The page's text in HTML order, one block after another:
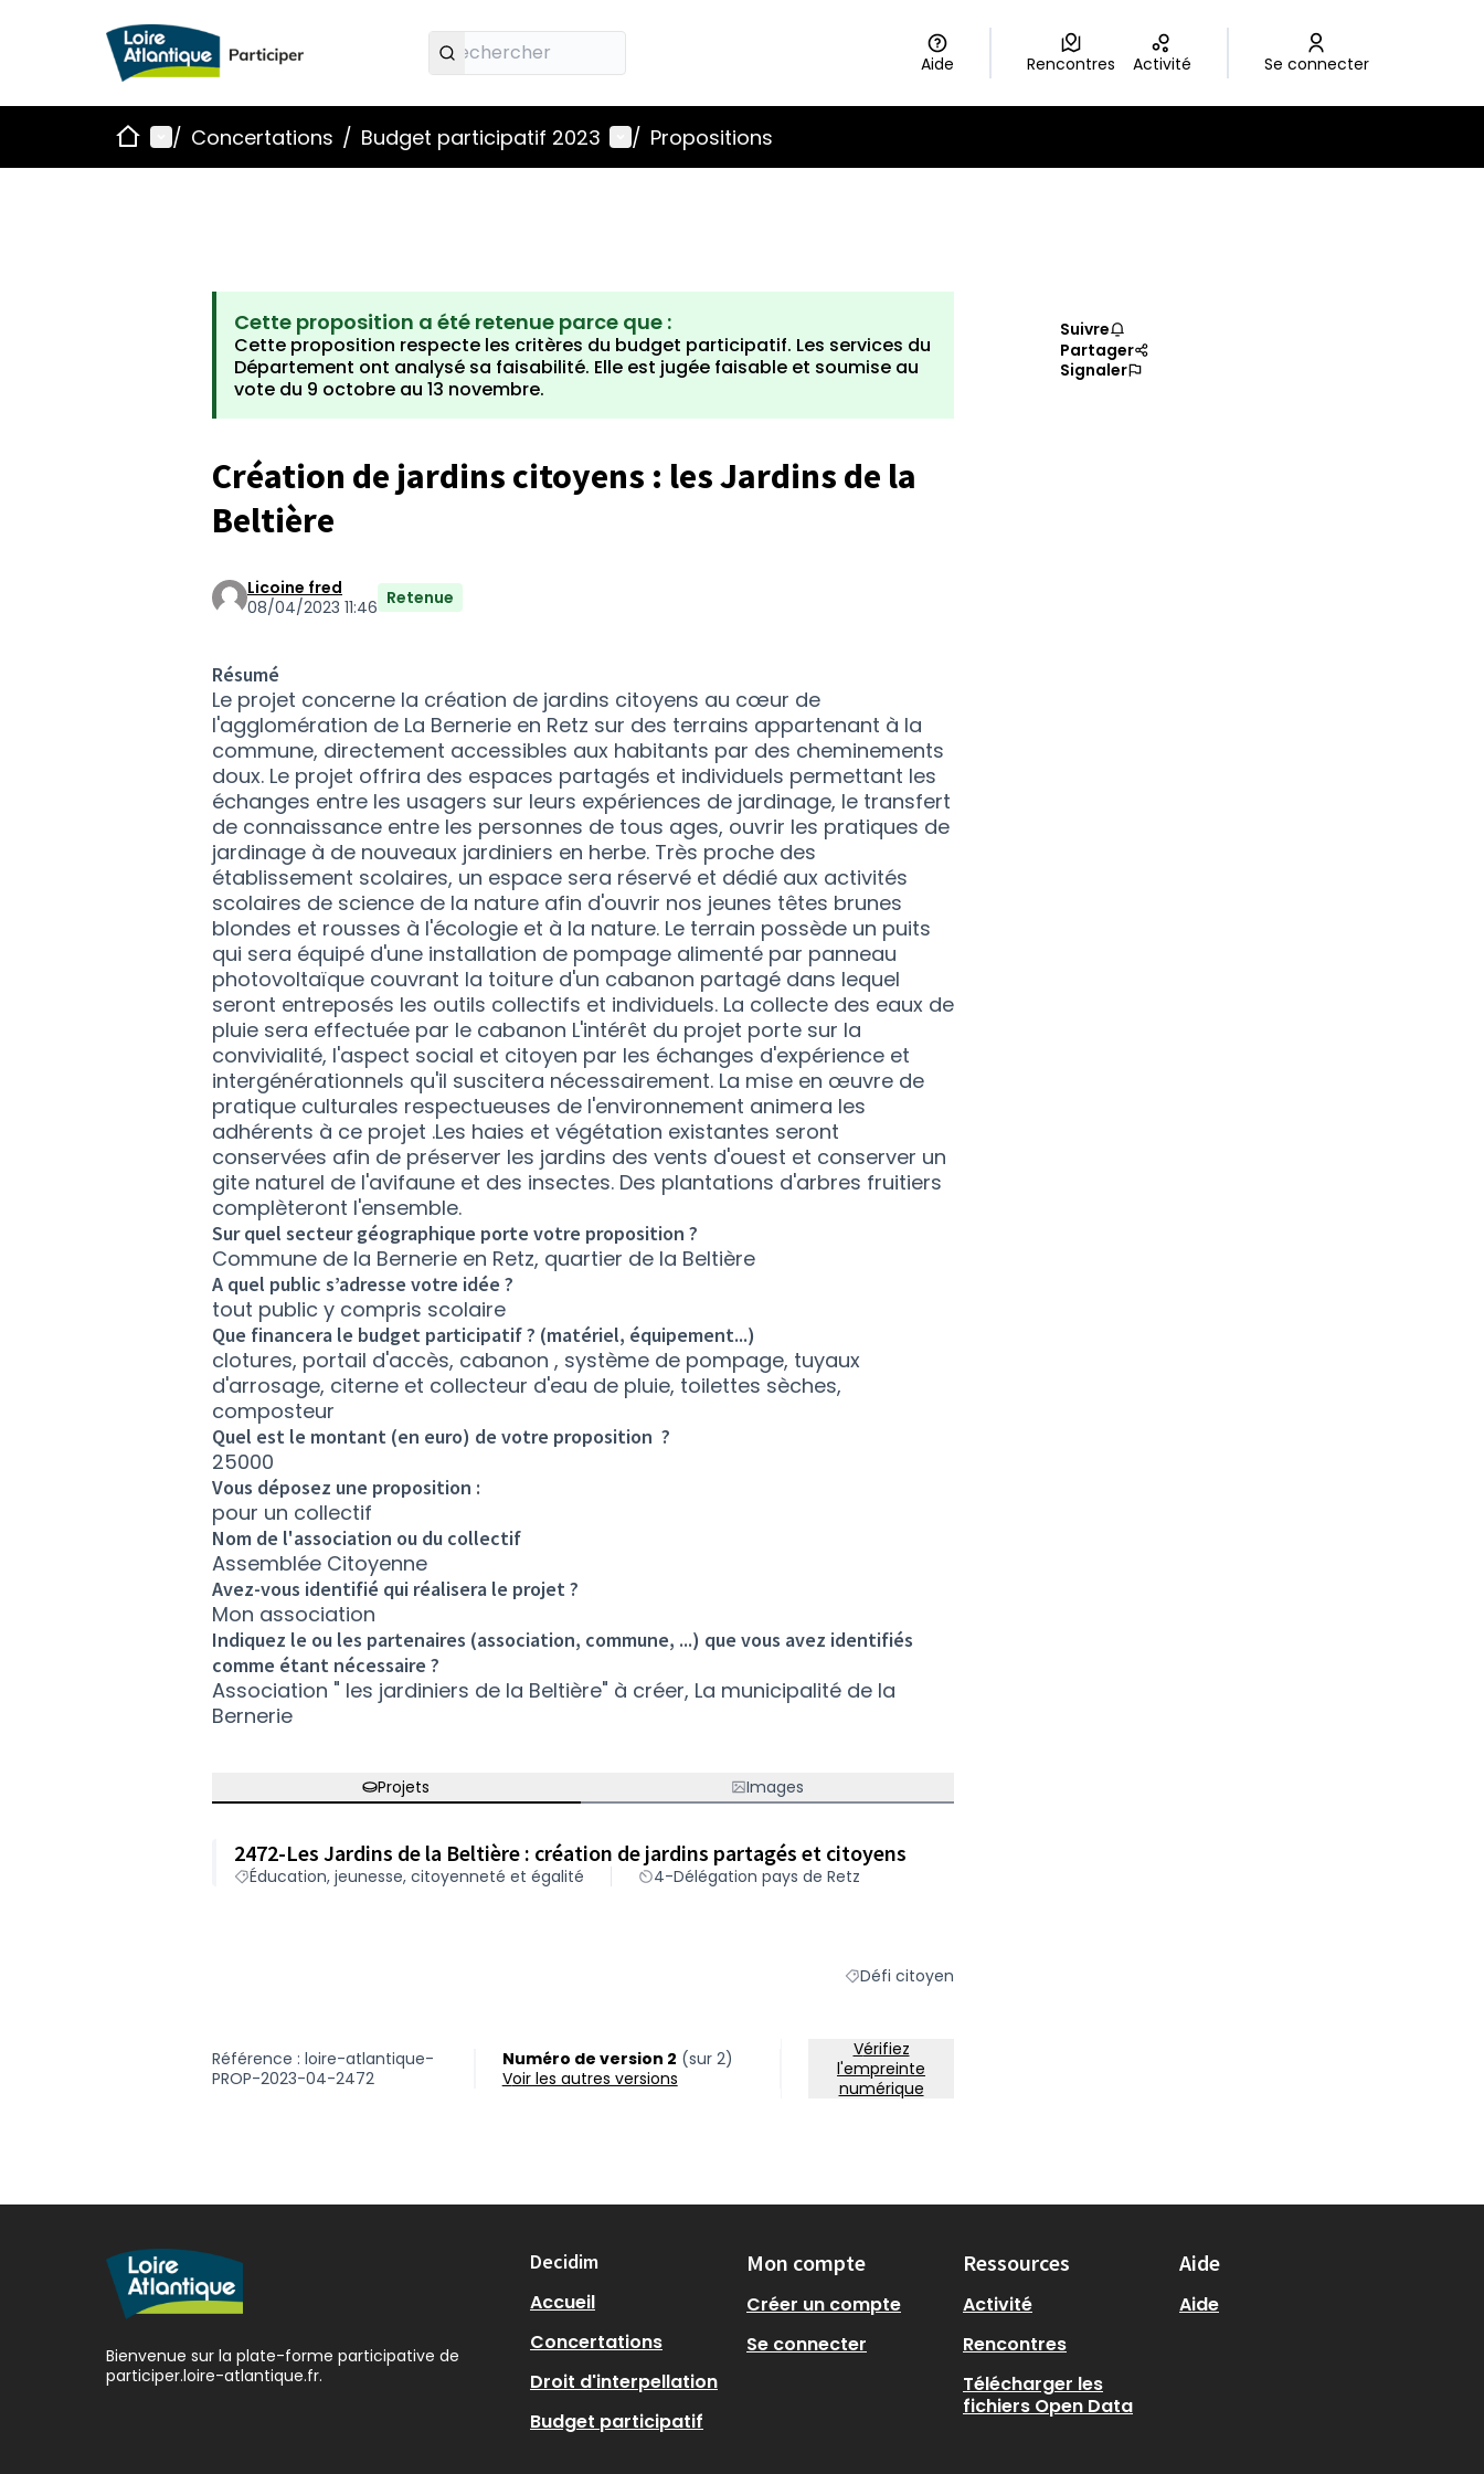
Aide Rencontres Activité Se connecter
AccueilMenu principal
/ Concertations / Budget participatif 2023 Menu utilisateur
/ Propositions
Cette proposition a été retenue parce que :
Cette proposition respecte les critères du budget participatif. Les services du
Département ont analysé sa faisabilité. Elle est jugée faisable et soumise au
vote du 9 octobre au 13 novembre.
Création de jardins citoyens : les Jardins de la
Beltière
Licoine fred
08/04/2023 11:46 Retenue
Résumé
Le projet concerne la création de jardins citoyens au cœur de
l'agglomération de La Bernerie en Retz sur des terrains appartenant à la
commune, directement accessibles aux habitants par des cheminements
doux. Le projet offrira des espaces partagés et individuels permettant les
échanges entre les usagers sur leurs expériences de jardinage, le transfert
de connaissance entre les personnes de tous ages, ouvrir les pratiques de
jardinage à de nouveaux jardiniers en herbe. Très proche des
établissement scolaires, un espace sera réservé et dédié aux activités
scolaires de science de la nature afin d'ouvrir nos jeunes têtes brunes
blondes et rousses à l'écologie et à la nature. Le terrain possède un puits
qui sera équipé d'une installation de pompage alimenté par panneau
photovoltaïque couvrant la toiture d'un cabanon partagé dans lequel
seront entreposés les outils collectifs et individuels. La collecte des eaux de
pluie sera effectuée par le cabanon L'intérêt du projet porte sur la
convivialité, l'aspect social et citoyen par les échanges d'expérience et
intergénérationnels qu'il suscitera nécessairement. La mise en œuvre de
pratique culturales respectueuses de l'environnement animera les
adhérents à ce projet .Les haies et végétation existantes seront
conservées afin de préserver les jardins des vents d'ouest et conserver un
gite naturel de l'avifaune et des insectes. Des plantations d'arbres fruitiers
complèteront l'ensemble.
Sur quel secteur géographique porte votre proposition ?
Commune de la Bernerie en Retz, quartier de la Beltière
A quel public s’adresse votre idée ?
tout public y compris scolaire
Que financera le budget participatif ? (matériel, équipement...)
clotures, portail d'accès, cabanon , système de pompage, tuyaux
d'arrosage, citerne et collecteur d'eau de pluie, toilettes sèches,
composteur
Quel est le montant (en euro) de votre proposition ?
25000
Vous déposez une proposition :
pour un collectif
Nom de l'association ou du collectif
Assemblée Citoyenne
Avez-vous identifié qui réalisera le projet ?
Mon association
Indiquez le ou les partenaires (association, commune, ...) que vous avez identifiés
comme étant nécessaire ?
Association " les jardiniers de la Beltière" à créer, La municipalité de la
Bernerie
Projets Images
2472-Les Jardins de la Beltière : création de jardins partagés et citoyens
Éducation, jeunesse, citoyenneté et égalité 4-Délégation pays de Retz
Filtrer les résultats du défi principal : Défi citoyen
Défi citoyen
Suivre
Partager
Signaler
Référence : loire-atlantique-
PROP-2023-04-2472
Numéro de version 2 (sur 2)
voir les autres versions
Vérifiez
l'empreinte
numérique
Bienvenue sur la plate-forme participative de
participer.loire-atlantique.fr.
Decidim
Accueil
Concertations
Droit d'interpellation
Budget participatif
Mon compte
Créer un compte
Se connecter
Ressources
Activité
Rencontres
Télécharger les
fichiers Open Data
Aide
Aide